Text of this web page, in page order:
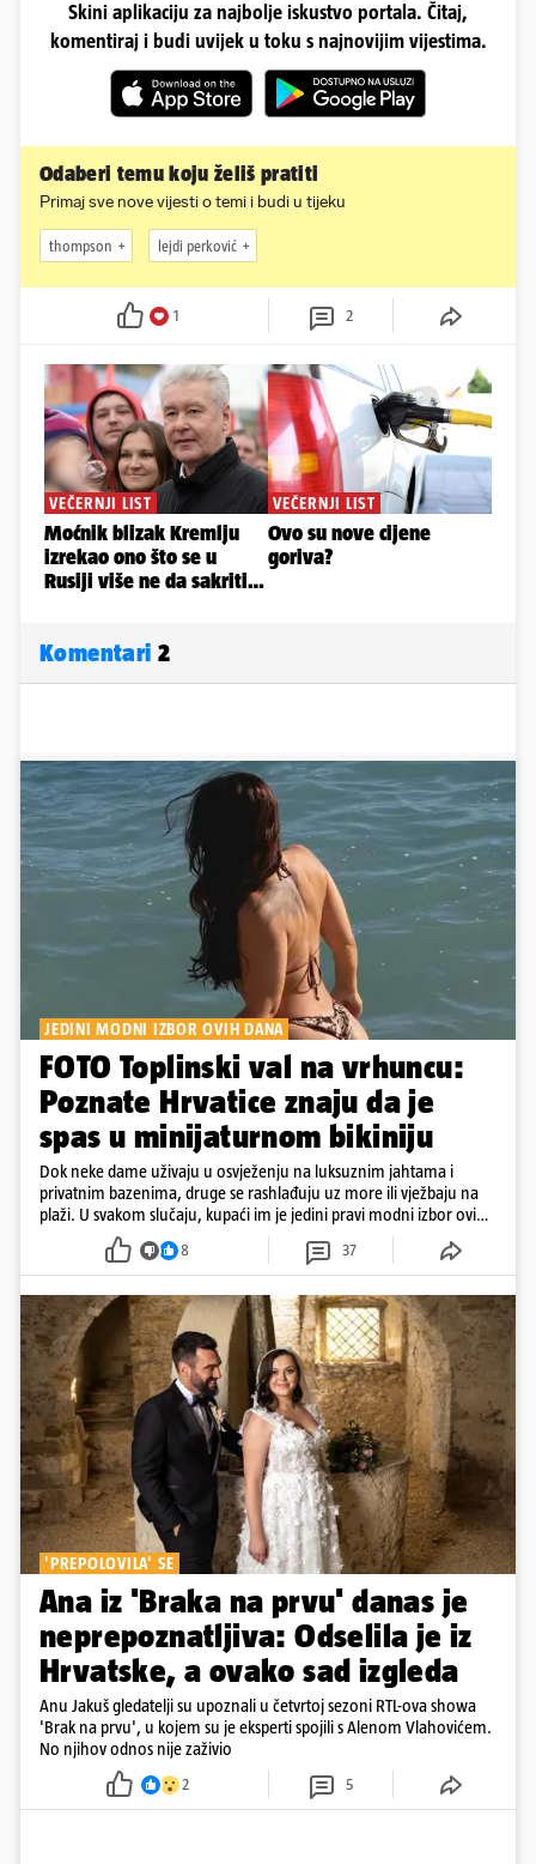
Skini aplikaciju za najbolje iskustvo portala. Čitaj,
komentiraj i budi uvijek u toku s najnovijim vijestima.
Odaberi temu koju želiš pratiti
Primaj sve nove vijesti o temi i budi u tijeku
thompson lejdi perković
1 2
Komentari 2
JEDINI MODNI IZBOR OVIH DANA
FOTO Toplinski val na vrhuncu:
Poznate Hrvatice znaju da je
spas u minijaturnom bikiniju
Dok neke dame uživaju u osvježenju na luksuznim jahtama i
privatnim bazenima, druge se rashlađuju uz more ili vježbaju na
plaži. U svakom slučaju, kupaći im je jedini pravi modni izbor ovih
8 37
'PREPOLOVILA' SE
Ana iz 'Braka na prvu' danas je
neprepoznatljiva: Odselila je iz
Hrvatske, a ovako sad izgleda
Anu Jakuš gledatelji su upoznali u četvrtoj sezoni RTL-ova showa
'Brak na prvu', u kojem su je eksperti spojili s Alenom Vlahovićem.
No njihov odnos nije zaživio
2 5